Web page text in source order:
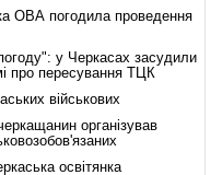
ОВА погодила проведення
у Черкасах засудили
про пересування ТЦК
військових
організував
освітянка